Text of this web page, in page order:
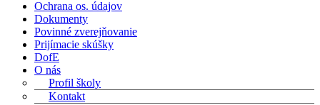
Ochrana os. údajov
Dokumenty
Povinné zverejňovanie
Prijímacie skúšky
DofE
O nás
Profil školy
Kontakt